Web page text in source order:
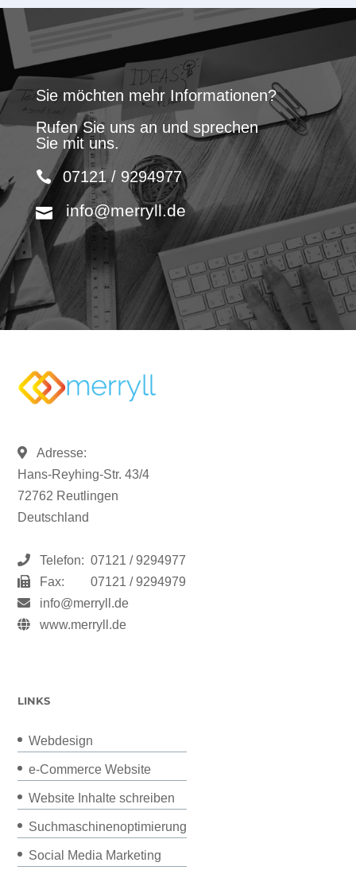
Sie möchten mehr Informationen?
Rufen Sie uns an und sprechen
Sie mit uns.
07121 / 9294977
info@merryll.de
Adresse:
Hans-Reyhing-Str. 43/4
72762 Reutlingen
Deutschland
Telefon: 07121 / 9294977
Fax:
07121 / 9294979
info@merryll.de
www.merryll.de
LINKS
Webdesign
e-Commerce Website
Website Inhalte schreiben
Suchmaschinenoptimierung
Social Media Marketing